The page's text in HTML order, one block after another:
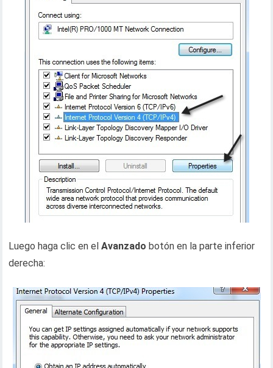
Luego haga clic en elAvanzado botón en la parte inferior
derecha: